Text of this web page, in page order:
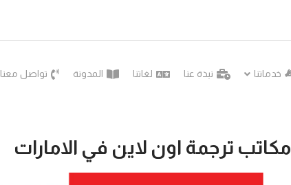
خدماتنا نبذة عنا لغاتنا المدونة تواصل معنا
مكاتب ترجمة اون لاين في الامارات